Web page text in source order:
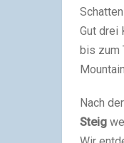
Gut drei
bis zum
Nach
Steig